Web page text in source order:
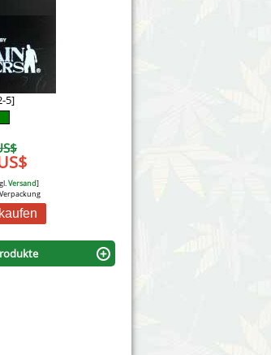
Seeds
Seeds
Label Seeds
of Seeds
Nutzhanfsamen
5]
Versand]
kaufen